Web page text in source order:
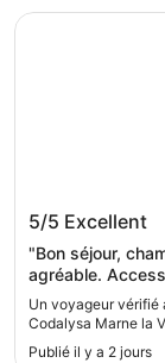
Brit Hotel
Torcy
5/5 Excellent
"Bon séjour,
agréable.
Un voyageur vérifié
Codalysa Marne la
Publié il y a 2 jours
Brit Hotel